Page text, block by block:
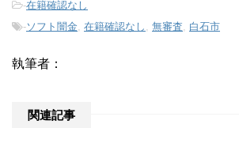
-在籍確認なし
-ソフト闇金, 在籍確認なし , 無審査, 白石市
執筆者：
関連記事